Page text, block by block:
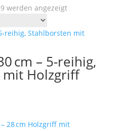
werden angezeigt
cm – 5-reihig,
Holzgriff